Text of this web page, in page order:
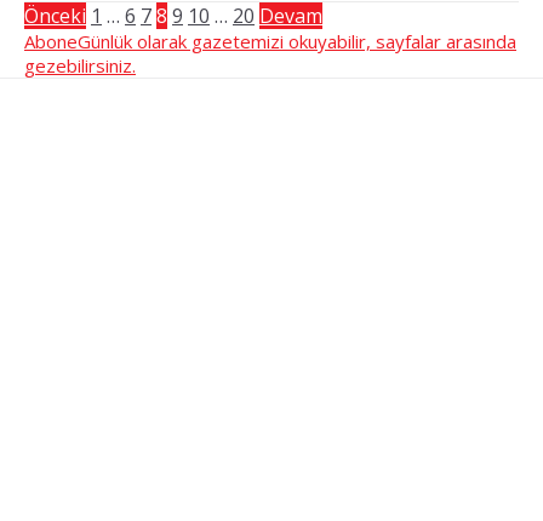
Önceki 1 … 6 78 9 10 … 20 Devam
AboneGünlük olarak gazetemizi okuyabilir, sayfalar arasında
gezebilirsiniz.